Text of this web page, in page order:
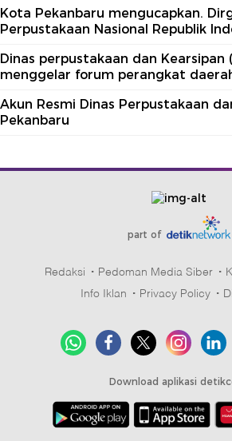
Kota Pekanbaru mengucapkan.
Perpustakaan Nasional Republik
Dinas perpustakaan dan Kearsipan
menggelar forum perangkat
Akun Resmi Dinas Perpustakaan
Pekanbaru
part of
Redaksi Pedoman Media Siber
Info Iklan
Privacy Policy
Download aplikasi